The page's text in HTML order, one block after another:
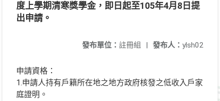
度上學期清寒獎學金，即日起至105年4月8日提
出申請。
發布人： ylsh02
發布單位： 註冊組 |
申請資格：
1.申請人持有戶籍所在地之地方政府核發之低收入戶家
庭證明。